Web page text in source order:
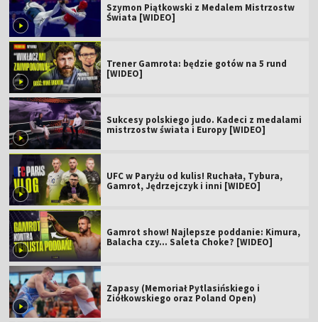
Szymon Piątkowski z Medalem Mistrzostw
Świata [WIDEO]
Trener Gamrota: będzie gotów na 5 rund
[WIDEO]
Sukcesy polskiego judo. Kadeci z medalami
mistrzostw świata i Europy [WIDEO]
UFC w Paryżu od kulis! Ruchała, Tybura,
Gamrot, Jędrzejczyk i inni [WIDEO]
Gamrot show! Najlepsze poddanie: Kimura,
Balacha czy... Saleta Choke? [WIDEO]
Zapasy (Memoriał Pytlasińskiego i
Ziółkowskiego oraz Poland Open)